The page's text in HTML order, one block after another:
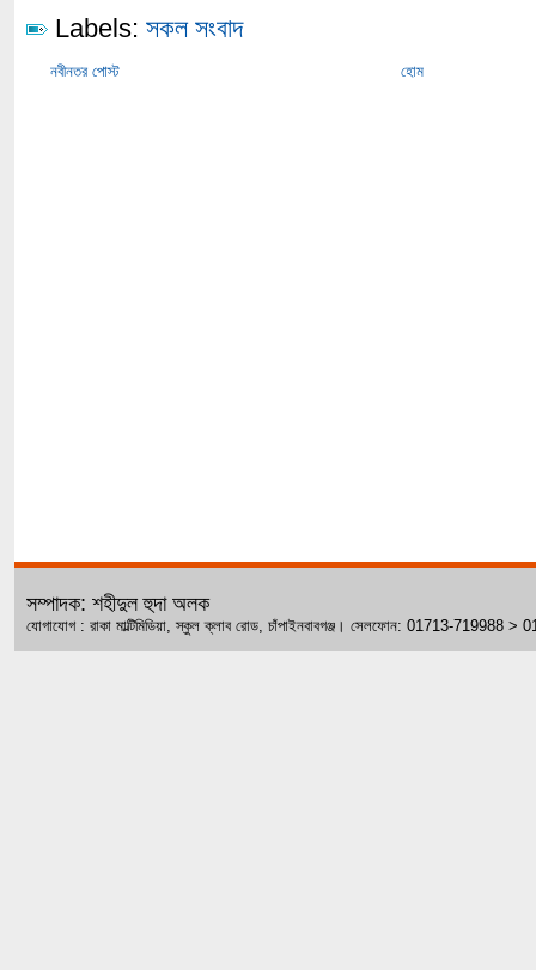
Labels: সকল সংবাদ
নবীনতর পোস্ট হোম
সম্পাদক: শহীদুল হুদা অলক
যোগাযোগ : রাকা মাল্টিমিডিয়া, স্কুল ক্লাব রোড, চাঁপাইনবাবগঞ্জ। সেলফোন: 01713-